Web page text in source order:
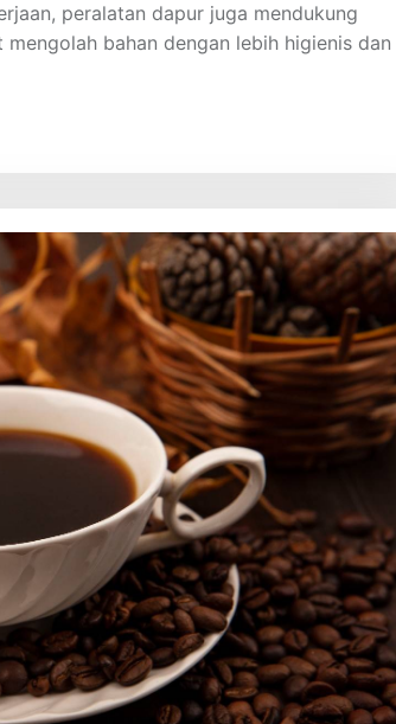
peralatan dapur juga mendukung
bahan dengan lebih higienis dan